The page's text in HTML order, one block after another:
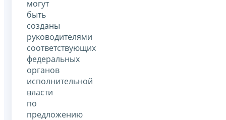
могут
быть
созданы
руководителями
соответствующих
федеральных
органов
исполнительной
власти
по
предложению